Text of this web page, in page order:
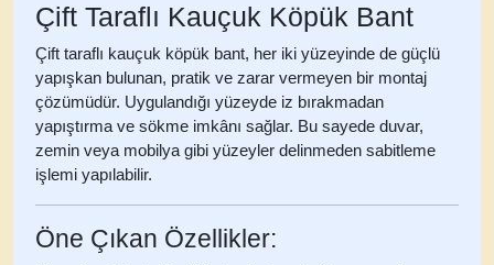
Çift Taraflı Kauçuk Köpük Bant
Çift taraflı kauçuk köpük bant, her iki yüzeyinde de güçlü
yapışkan bulunan, pratik ve zarar vermeyen bir montaj
çözümüdür. Uygulandığı yüzeyde iz bırakmadan
yapıştırma ve sökme imkânı sağlar. Bu sayede duvar,
zemin veya mobilya gibi yüzeyler delinmeden sabitleme
işlemi yapılabilir.
Öne Çıkan Özellikler: